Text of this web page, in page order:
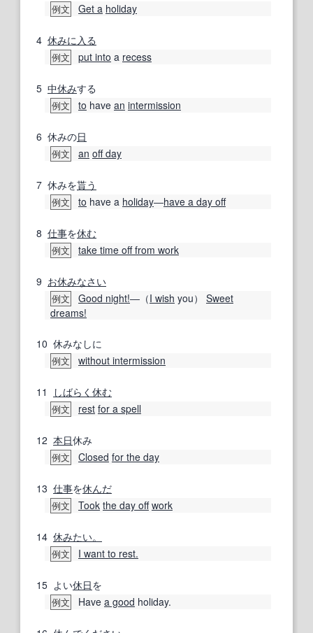
例文 Get a holiday
4 休みに入る
例文 put into a recess
5 中休みする
例文 to have an intermission
6 休みの日
例文 an off day
7 休みを貰う
例文 to have a holiday―have a day off
8 仕事を休む
例文 take time off from work
9 お休みなさい
例文 Good night!―（I wish you） Sweet
dreams!
10 休みなしに
例文 without intermission
11 しばらく休む
例文 rest for a spell
12 本日休み
例文 Closed for the day
13 仕事を休んだ
例文 Took the day off work
14 休みたい。
例文 I want to rest.
15 よい休日を
例文 Have a good holiday.